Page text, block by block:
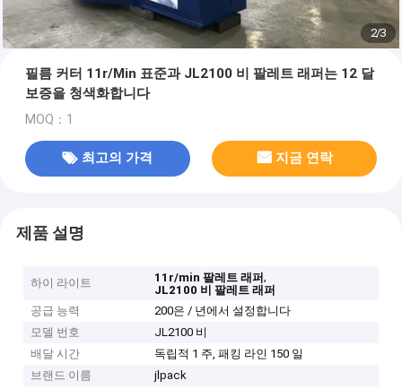
2/3
필름 커터 11r/Min 표준과 JL2100 비 팔레트 래퍼는 12 달
보증을 청색화합니다
MOQ：1
최고의 가격 지금 연락
제품 설명
하이 라이트 11r/min 팔레트 래퍼,
JL2100 비 팔레트 래퍼
공급 능력
200은 / 년에서 설정합니다
모델 번호
JL2100 비
배달 시간
독립적 1 주, 패킹 라인 150 일
브랜드 이름
jlpack